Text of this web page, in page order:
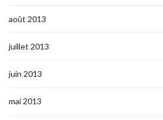
août 2013
juillet 2013
juin 2013
mai 2013